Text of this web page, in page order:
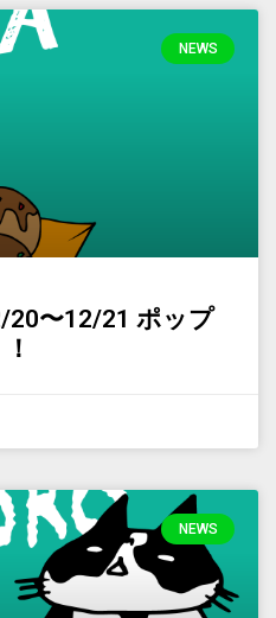
NEWS
20〜12/21 ポップ
NEWS